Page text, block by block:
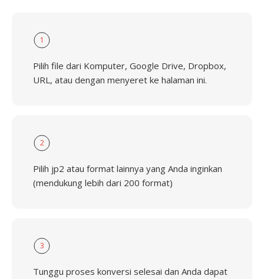
1
Pilih file dari Komputer, Google Drive, Dropbox,
URL, atau dengan menyeret ke halaman ini.
2
Pilih jp2 atau format lainnya yang Anda inginkan
(mendukung lebih dari 200 format)
3
Tunggu proses konversi selesai dan Anda dapat